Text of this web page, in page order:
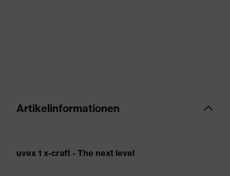
Artikelinformationen
uvex 1 x-craft - The next level